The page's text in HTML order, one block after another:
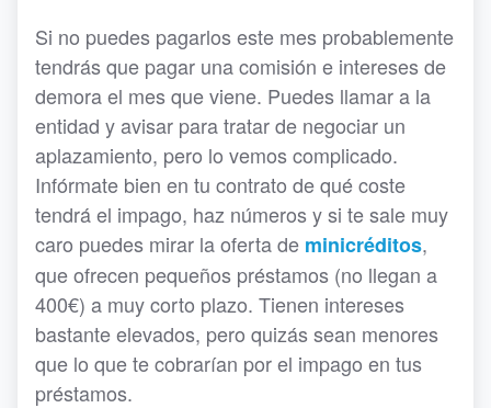
Si no puedes pagarlos este mes probablemente
tendrás que pagar una comisión e intereses de
demora el mes que viene. Puedes llamar a la
entidad y avisar para tratar de negociar un
aplazamiento, pero lo vemos complicado.
Infórmate bien en tu contrato de qué coste
tendrá el impago, haz números y si te sale muy
caro puedes mirar la oferta de minicréditos,
que ofrecen pequeños préstamos (no llegan a
400€) a muy corto plazo. Tienen intereses
bastante elevados, pero quizás sean menores
que lo que te cobrarían por el impago en tus
préstamos.